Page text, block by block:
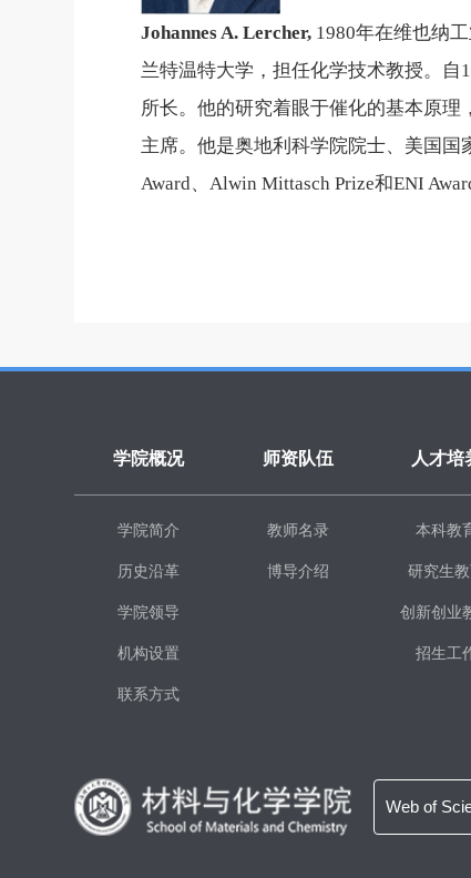
Johannes A. Lercher, 1980年在维也纳
兰特温特大学，担任化学技术教授。自
所长。他的研究着眼于催化的基本原
主席。他是奥地利科学院院士、美国
Award、Alwin Mittasch Prize和ENI
学院概况
学院简介
历史沿革
学院领导
机构设置
联系方式
师资队伍
教师名录
博导介绍
人才培
本科教
研究生
创新创业
招生工
Web of